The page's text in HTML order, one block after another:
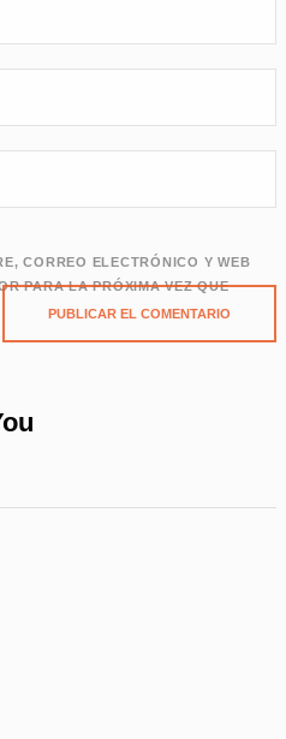
CORREO ELECTRÓNICO Y WEB
PARA LA PRÓXIMA VEZ QUE